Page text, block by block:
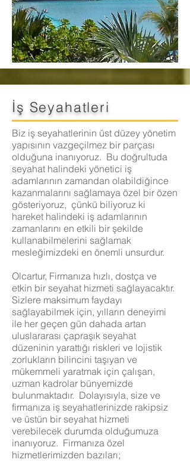
İş Seyahatleri
Biz iş seyahatlerinin üst düzey yönetim
yapısının vazgeçilmez bir parçası
olduğuna inanıyoruz. Bu doğrultuda
seyahat halindeki yönetici iş
adamlarının zamandan olabildiğince
kazanmalarını sağlamaya özel bir özen
gösteriyoruz, çünkü biliyoruz ki
hareket halindeki iş adamlarının
zamanlarını en etkili bir şekilde
kullanabilmelerini sağlamak
mesleğimizdeki en önemli unsurdur.
Olcartur, Firmanıza hızlı, dostça ve
etkin bir seyahat hizmeti sağlayacaktır.
Sizlere maksimum faydayı
sağlayabilmek için, yılların deneyimi
ile her geçen gün dahada artan
uluslararası çapraşık seyahat
düzeninin yarattığı riskleri ve lojistik
zorlukların bilincini taşıyan ve
mükemmeli yaratmak için çalışan,
uzman kadrolar bünyemizde
bulunmaktadır. Dolayısıyla, size ve
firmanıza iş seyahatlerinizde rakipsiz
ve üstün bir seyahat hizmeti
verebilecek durumda olduğumuza
inanıyoruz. Firmanıza özel
hizmetlerimizden bazıları;